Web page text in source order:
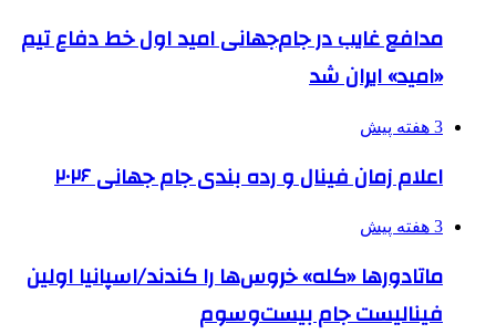
مدافع غایب در جام‌جهانی امید اول خط دفاع تیم
«امید» ایران شد
3 هفته پیش
اعلام زمان فینال و رده بندی جام جهانی ۲۰۲۶
3 هفته پیش
ماتادورها «کله» خروس‌ها را کندند/اسپانیا اولین
فینالیست جام بیست‌وسوم